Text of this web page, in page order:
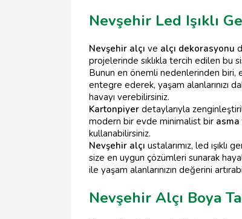
Nevşehir Led Işıklı
Nevşehir alçı ve alçı dekorasyonu
projelerinde sıklıkla tercih edilen bu
Bunun en önemli nedenlerinden biri,
entegre ederek, yaşam alanlarınızı
havayı verebilirsiniz.
Kartonpiyer detaylarıyla
modern bir evde minimalist bir
kullanabilirsiniz.
Nevşehir alçı ustalarımız, led ışıklı
size en uygun çözümleri sunarak
ile yaşam alanlarınızın değerini
Nevşehir Alçı Boya